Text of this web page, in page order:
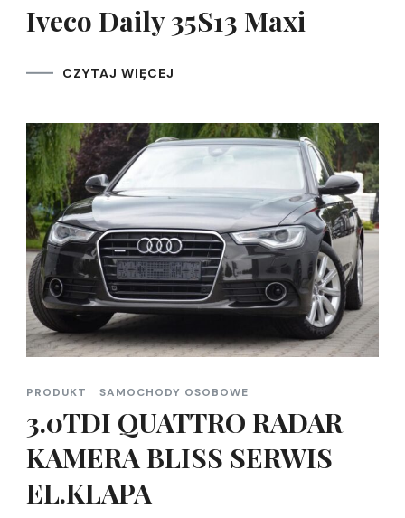
Iveco Daily 35S13 Maxi
CZYTAJ WIĘCEJ
PRODUKT SAMOCHODY OSOBOWE
3.0TDI QUATTRO RADAR
KAMERA BLISS SERWIS
EL.KLAPA